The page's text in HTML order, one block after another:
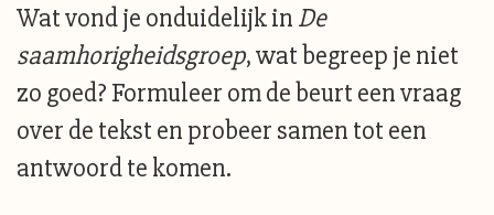
Wat vond je onduidelijk in De
saamhorigheidsgroep, wat begreep je niet
zo goed? Formuleer om de beurt een vraag
over de tekst en probeer samen tot een
antwoord te komen.